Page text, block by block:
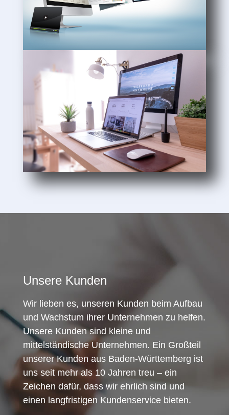
Unsere Kunden
Wir lieben es, unseren Kunden beim Aufbau
und Wachstum ihrer Unternehmen zu helfen.
Unsere Kunden sind kleine und
mittelständische Unternehmen. Ein Großteil
unserer Kunden aus Baden-Württemberg ist
uns seit mehr als 10 Jahren treu – ein
Zeichen dafür, dass wir ehrlich sind und
einen langfristigen Kundenservice bieten.